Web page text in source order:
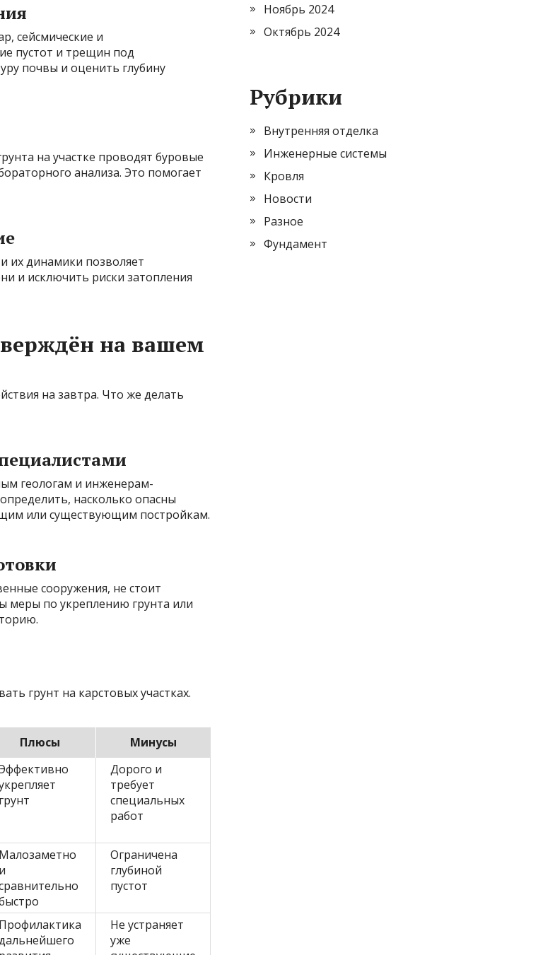
сейсмические и
пустот и трещин под
почвы и оценить глубину
на участке проводят буровые
анализа. Это помогает
их динамики позволяет
и исключить риски затопления
на вашем
на завтра. Что же делать
геологам и инженерам-
насколько опасны
или существующим постройкам.
сооружения, не стоит
меры по укреплению грунта или
грунт на карстовых участках.
Плюсы
Минусы
грунт
Дорого и
требует
специальных
работ
Малозаметно
и
Ограничена
глубиной
пустот
Профилактика
Не устраняет
уже
Ноябрь 2024
Октябрь 2024
Рубрики
Внутренняя отделка
Инженерные системы
Кровля
Новости
Разное
Фундамент